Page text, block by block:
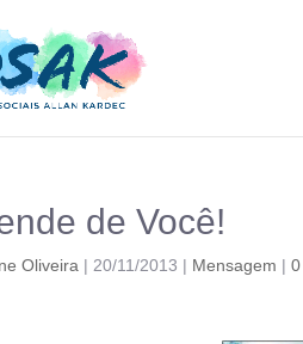
de Você!
Oliveira | 20/11/2013 | Mensagem |